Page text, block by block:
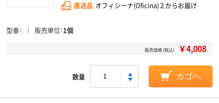
直送品 オフィシーナ(Oficina)２からお届け
型番 販売単位 1個
販売価格（税込） ￥4,008
数量 カゴへ